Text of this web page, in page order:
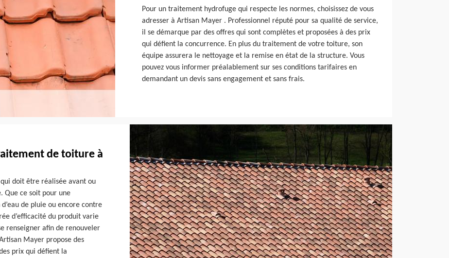
Pour un traitement hydrofuge qui respecte les normes, choisissez de vous
adresser à Artisan Mayer . Professionnel réputé pour sa qualité de service,
il se démarque par des offres qui sont complètes et proposées à des prix
qui défient la concurrence. En plus du traitement de votre toiture, son
équipe assurera le nettoyage et la remise en état de la structure. Vous
pouvez vous informer préalablement sur ses conditions tarifaires en
demandant un devis sans engagement et sans frais.
de toiture à
doit être réalisée avant ou
Que ce soit pour une
de pluie ou encore contre
d’efficacité du produit varie
renseigner afin de renouveler
Mayer propose des
prix qui défient la